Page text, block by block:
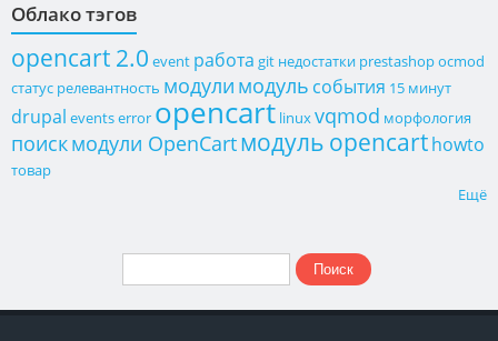
Облако тэгов
opencart 2.0 event работа git недостатки prestashopocmod
статус релевантность модули модуль события 15 минут
drupal eventserror opencart linuxvqmod морфология
поискмодули OpenCartмодуль opencarthowto
товар
Ещё
Форма поиска